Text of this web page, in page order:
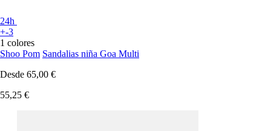
24h
+-3
1 colores
Shoo Pom Sandalias niña Goa Multi
Desde 65,00 €
55,25 €